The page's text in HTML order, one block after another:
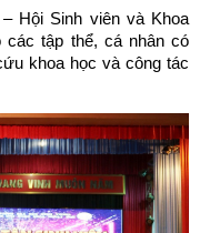
Hội Sinh viên và Khoa
các tập thể, cá nhân có
khoa học và công tác